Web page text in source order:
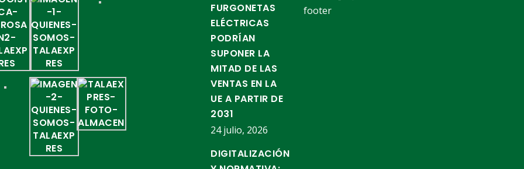
FURGONETAS
ELÉCTRICAS
PODRÍAN
SUPONER LA
MITAD DE LAS
VENTAS EN LA
UE A PARTIR DE
2031
24 julio, 2026
DIGITALIZACIÓN